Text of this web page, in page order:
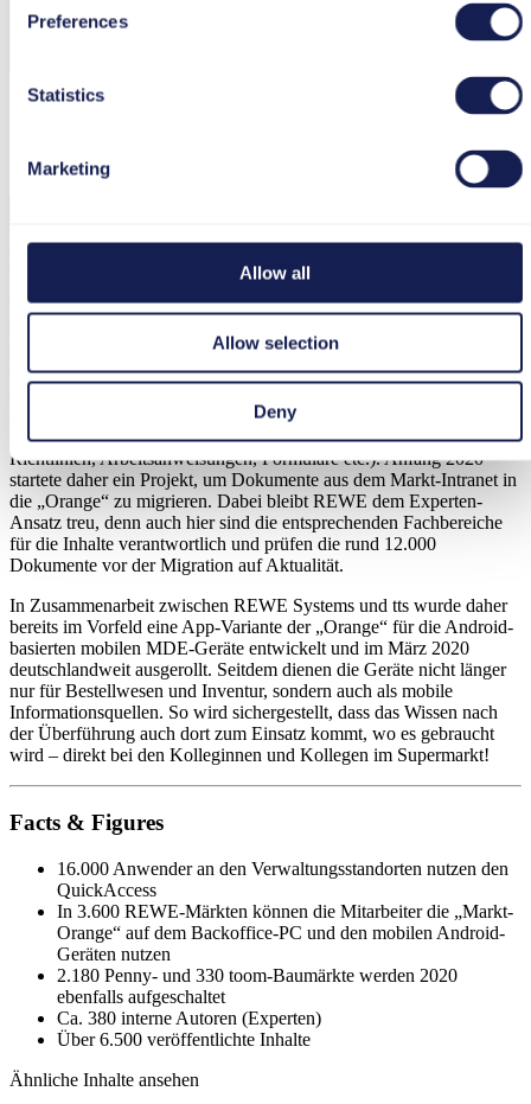
Preferences
Statistics
Marketing
Allow all
Allow selection
Deny
Mehr Informationen und mobiler Zugriff
Um die Kommunikationslandschaft in den Märkten so übersichtlich
wie möglich zu gestalten, entschieden sich die Verantwortlichen bei
der REWE Markt GmbH und bei REWE Systems für eine
umfassende Erweiterung des „Kommunikationskanals Orange“. So
anwenderfreundlichen Ausgabeformate nicht nur für IT-Systeme
nutzbar sein, sondern für alle Informationsdokumente (gesetzliche
Richtlinien, Arbeitsanweisungen, Formulare etc.). Anfang 2020
startete daher ein Projekt, um Dokumente aus dem Markt-Intranet in
die „Orange“ zu migrieren. Dabei bleibt REWE dem Experten-
Ansatz treu, denn auch hier sind die entsprechenden Fachbereiche
für die Inhalte verantwortlich und prüfen die rund 12.000
Dokumente vor der Migration auf Aktualität.
In Zusammenarbeit zwischen REWE Systems und tts wurde daher
bereits im Vorfeld eine App-Variante der „Orange“ für die Android-
basierten mobilen MDE-Geräte entwickelt und im März 2020
deutschlandweit ausgerollt. Seitdem dienen die Geräte nicht länger
nur für Bestellwesen und Inventur, sondern auch als mobile
Informationsquellen. So wird sichergestellt, dass das Wissen nach
der Überführung auch dort zum Einsatz kommt, wo es gebraucht
wird – direkt bei den Kolleginnen und Kollegen im Supermarkt!
Facts & Figures
16.000 Anwender an den Verwaltungsstandorten nutzen den
QuickAccess
In 3.600 REWE-Märkten können die Mitarbeiter die „Markt-
Orange“ auf dem Backoffice-PC und den mobilen Android-
Geräten nutzen
2.180 Penny- und 330 toom-Baumärkte werden 2020
ebenfalls aufgeschaltet
Ca. 380 interne Autoren (Experten)
Über 6.500 veröffentlichte Inhalte
Ähnliche Inhalte ansehen